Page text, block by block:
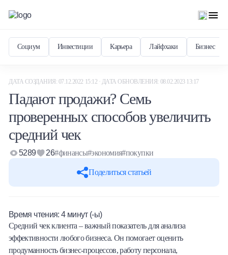
Социум Инвестиции Карьера Лайфхаки Бизнес
Халва
ДАТА СОЗДАНИЯ: 07.12.2022 15:12 · ДАТА ОБНОВЛЕНИЯ: 08.02.2023 13:17
Падают продажи? Семь
проверенных способов увеличить
средний чек
Поделиться статьей
5289 26#финансы#экономия#покупки
Время чтения:4 минут (-ы)
Средний чек клиента – важный показатель для анализа
эффективности любого бизнеса. Он помогает оценить
продуманность бизнес-процессов, работу персонала,